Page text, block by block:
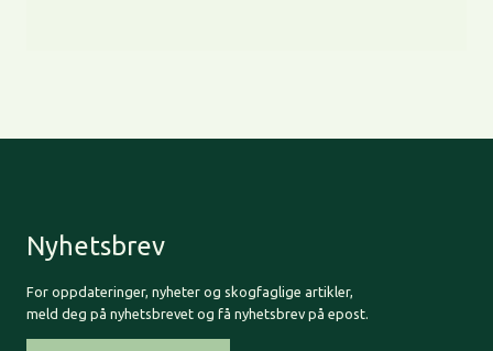
Nyhetsbrev
For oppdateringer, nyheter og skogfaglige artikler,
meld deg på nyhetsbrevet og få nyhetsbrev på epost.